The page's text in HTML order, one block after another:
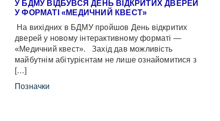
У БДМУ ВІДБУВСЯ ДЕНЬ ВІДКРИТИХ ДВЕРЕЙ
У ФОРМАТІ «МЕДИЧНИЙ КВЕСТ»
На вихідних в БДМУ пройшов День відкритих
дверей у новому інтерактивному форматі —
«Медичний квест». Захід дав можливість
майбутнім абітурієнтам не лише ознайомитися з
[…]
Позначки